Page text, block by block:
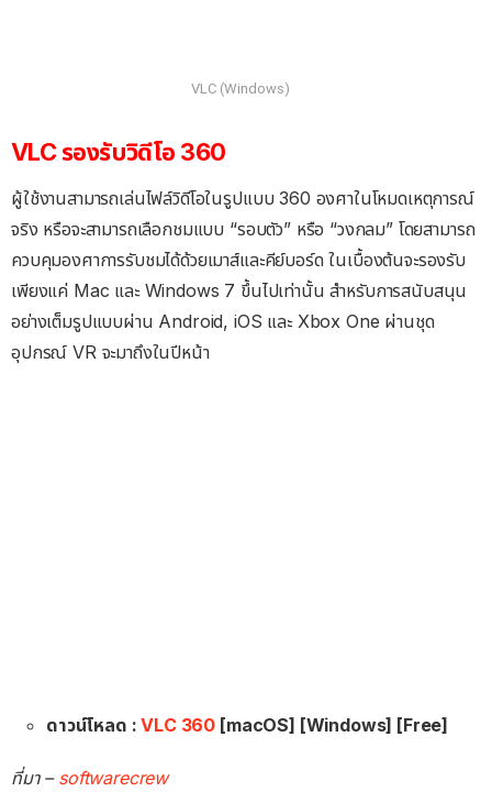
VLC (Windows)
VLC รองรับวิดีโอ 360
ผู้ใช้งานสามารถเล่นไฟล์วิดีโอในรูปแบบ 360 องศาในโหมดเหตุการณ์
จริง หรือจะสามารถเลือกชมแบบ “รอบตัว” หรือ “วงกลม” โดยสามารถ
ควบคุมองศาการรับชมได้ด้วยเมาส์และคีย์บอร์ด ในเบื้องต้นจะรองรับ
เพียงแค่ Mac และ Windows 7 ขึ้นไปเท่านั้น สำหรับการสนับสนุน
อย่างเต็มรูปแบบผ่าน Android, iOS และ Xbox One ผ่านชุด
อุปกรณ์ VR จะมาถึงในปีหน้า
ดาวน์โหลด :VLC 360 [macOS] [Windows] [Free]
ที่มา – softwarecrew